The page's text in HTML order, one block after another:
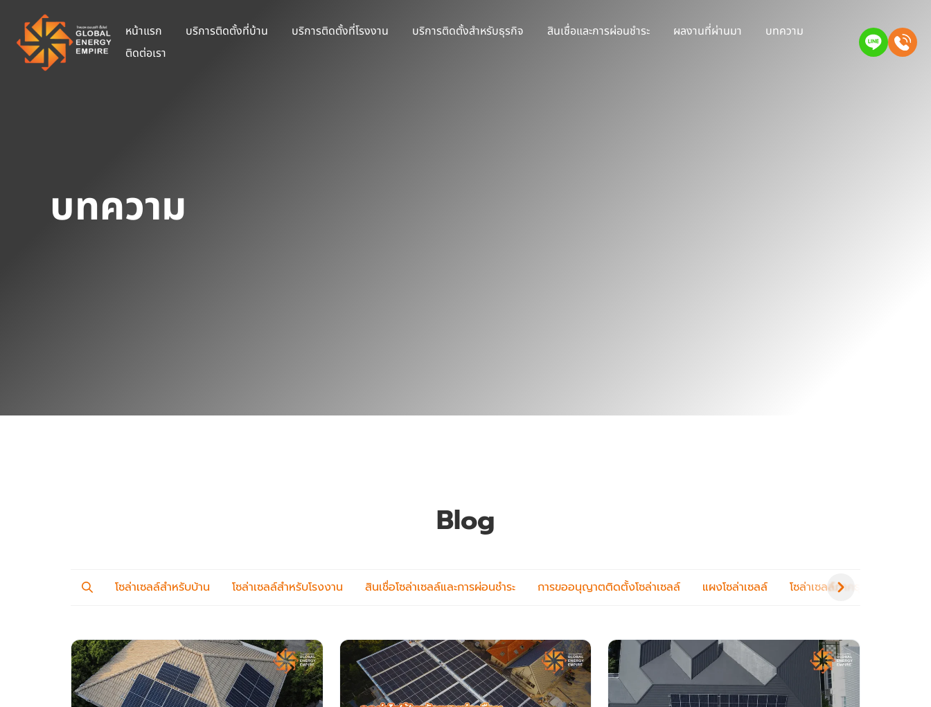
หน้าแรก บริการติดตั้งที่บ้าน บริการติดตั้งที่โรงงาน บริการติดตั้งสำหรับธุรกิจ สินเชื่อและการผ่อนชำระ ผลงานที่ผ่านมา
บทความ
ติดต่อเรา
บทความ
Blog
โซล่าเซลล์สำหรับบ้าน โซล่าเซลล์สำหรับโรงงาน สินเชื่อโซล่าเซลล์และการผ่อนชำระ การขออนุญาตติดตั้งโซล่าเซลล์ แผงโซล่าเซลล์ โซล่าเซลล์ภาคธุรกิจ